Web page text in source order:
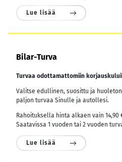
Lue lisää
Bilar-Turva
Turvaa odottamattomiin
Valitse edullinen, suosittu ja
paljon turvaa Sinulle ja autollesi.
Rahoituksella hinta alkaen vain
Saatavissa 1 vuoden tai 2 vuoden
Lue lisää